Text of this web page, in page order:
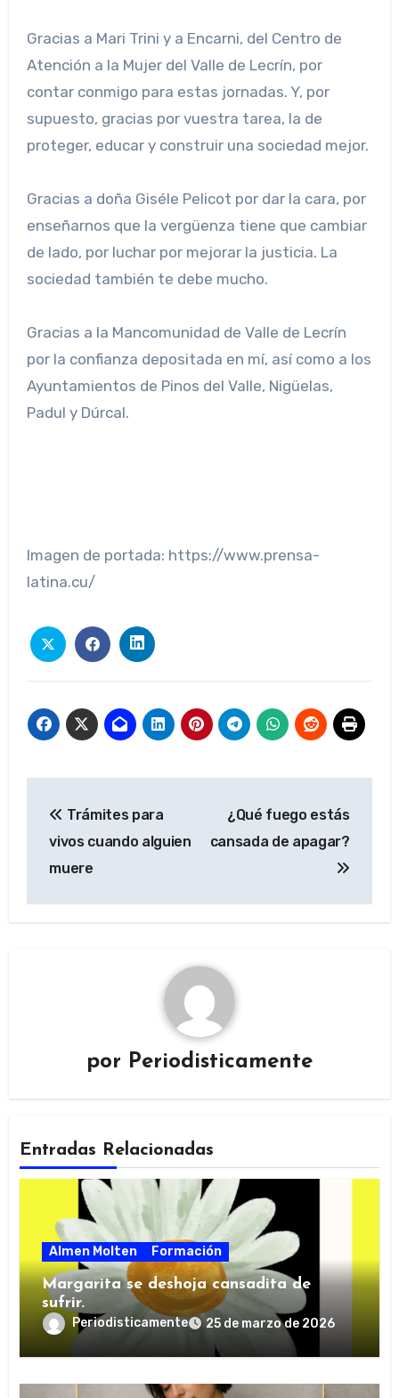
Gracias a Mari Trini y a Encarni, del Centro de
Atención a la Mujer del Valle de Lecrín, por
contar conmigo para estas jornadas. Y, por
supuesto, gracias por vuestra tarea, la de
proteger, educar y construir una sociedad mejor.
Gracias a doña Giséle Pelicot por dar la cara, por
enseñarnos que la vergüenza tiene que cambiar
de lado, por luchar por mejorar la justicia. La
sociedad también te debe mucho.
Gracias a la Mancomunidad de Valle de Lecrín
por la confianza depositada en mí, así como a los
Ayuntamientos de Pinos del Valle, Nigüelas,
Padul y Dúrcal.
Imagen de portada: https://www.prensa-
latina.cu/
de
entradas
Trámites para
vivos cuando alguien
muere
¿Qué fuego estás
cansada de apagar?
por Periodisticamente
Entradas Relacionadas
Almen Molten Formación
Margarita se deshoja cansadita de
sufrir.
Periodisticamente 25 de marzo de 2026